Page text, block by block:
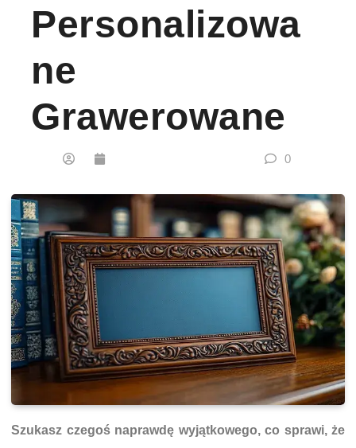
Personalizowa
Ne
Grawerowane
0
Szukasz czegoś naprawdę wyjątkowego, co sprawi, że